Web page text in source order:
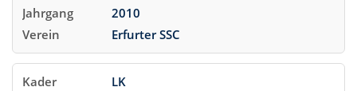
2010
Erfurter SSC
LK